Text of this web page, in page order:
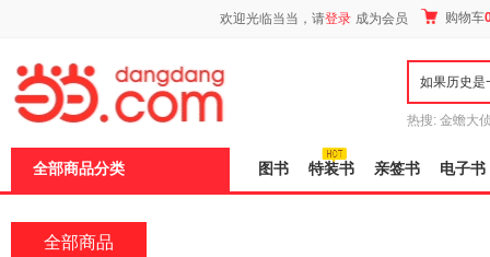
欢迎光临当当，请登录 成为会员 购物车
热搜: 金蟾大
全部商品分类 图书 特装书 亲签书 电子书
全部商品
页